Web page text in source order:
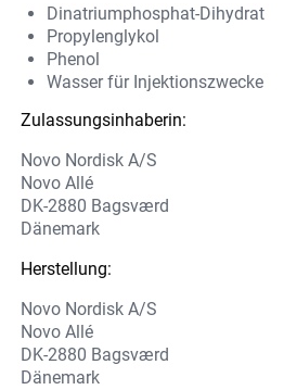
Dinatriumphosphat-Dihydrat
Propylenglykol
Phenol
Wasser für Injektionszwecke
Zulassungsinhaberin:
Novo Nordisk A/S
Novo Allé
DK-2880 Bagsværd
Dänemark
Herstellung:
Novo Nordisk A/S
Novo Allé
DK-2880 Bagsværd
Dänemark